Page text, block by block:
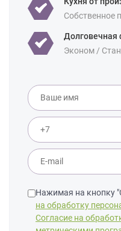
Собственное
Долговечная
Эконом /
Нажимая на кнопку
на обработку
Согласие на